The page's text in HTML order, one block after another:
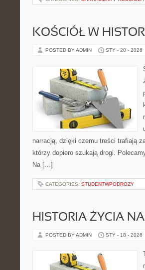
KOŚCIÓŁ W HISTORII
POSTED BY ADMIN STY - 20 - 2026
narracją, dzięki czemu treści trafiają
którzy dopiero szukają drogi.
Na […]
CATEGORIES: STUDENTWPODROZY
HISTORIA ŻYCIA NA
POSTED BY ADMIN STY - 18 - 2026